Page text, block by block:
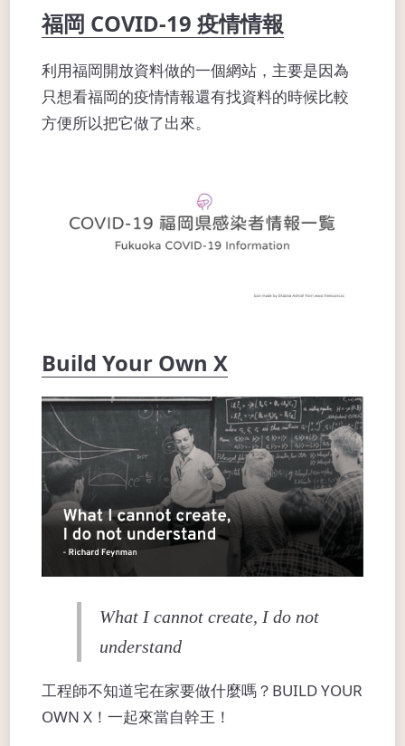
福岡 COVID-19 疫情情報
利用福岡開放資料做的一個網站，主要是因為
只想看福岡的疫情情報還有找資料的時候比較
方便所以把它做了出來。
Build Your Own X
What I cannot create, I do not
understand
工程師不知道宅在家要做什麼嗎？BUILD YOUR
OWN X！一起來當自幹王！